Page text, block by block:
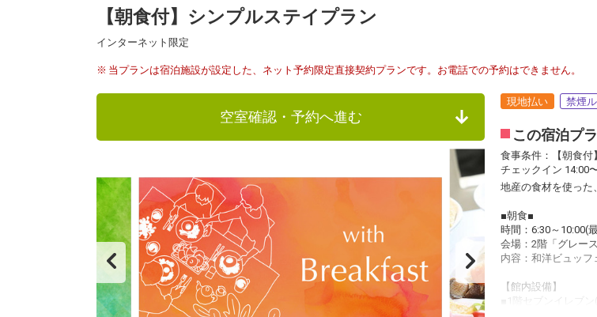
【朝食付】シンプルステイプラン
インターネット限定
当プランは宿泊施設が設定した、ネット予約限定直接契約プランです。お電話での予約はできません。
空室確認・予約へ進む
現地払い 禁煙
この宿泊プ
食事条件：【朝食付】
チェックイン 14:00
地産の食材を使った
■朝食■
時間：6:30～10:00(
会場：2階「グレース
内容：和洋ビュッフ
【館内設備】
■1階セブンイレブン